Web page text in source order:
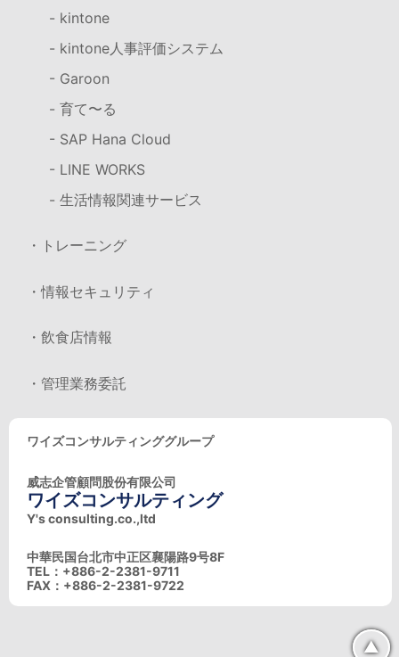
- kintone
- kintone人事評価システム
- Garoon
- 育て〜る
- SAP Hana Cloud
- LINE WORKS
- 生活情報関連サービス
・トレーニング
・情報セキュリティ
・飲食店情報
・管理業務委託
ワイズコンサルティンググループ
威志企管顧問股份有限公司
ワイズコンサルティング
Y's consulting.co.,ltd
中華民国台北市中正区襄陽路9号8F
TEL：+886-2-2381-9711
FAX：+886-2-2381-9722
▲